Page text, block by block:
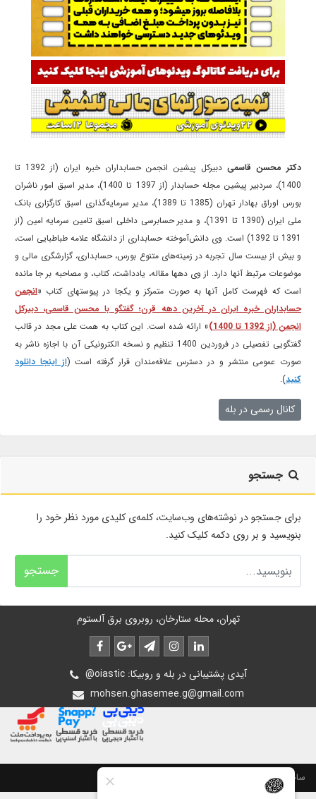
دکتر محسن قاسمی
دبیرکل پیشین انجمن حسابداران خبره ایران (از 1392 تا
1400)، سردبیر پیشین مجله حسابدار (از 1397 تا 1400)، مدیر اسبق امور ناشران
بورس اوراق بهادار تهران (1385 تا 1389)، مدیر سرمایه‌گذاری اسبق کارگزاری بانک
ملی ایران (1390 تا 1391)، و مدیر حسابرسی داخلی اسبق تامین سرمایه امین (از
1391 تا 1392) است. وی دانش‌آموخته حسابداری از دانشگاه علامه طباطبایی است،
و بیش از بیست سال تجربه در زمینه‌های متنوع بورس، حسابداری، گزارشگری مالی و
موضوعات مرتبط آنها دارد. از وی دهها مقاله، یادداشت، کتاب، و مصاحبه بر جا مانده
است که فهرست کامل آنها به صورت متمرکز و یکجا در پیوستهای کتاب «انجمن
حسابداران خبره ایران در آخرین دهه قرن؛ گفتگو با محسن قاسمی، دبیرکل
انجمن (از 1392 تا 1400)
» ارائه شده است. این کتاب به همت علی مجد در قالب
گفتگویی تفصیلی در فروردین 1400 تنظیم و نسخه الکترونیکی آن با اجازه ناشر به
صورت عمومی منتشر و در دسترس علاقه‌مندان قرار گرفته است (از اینجا دانلود
کنید).
کانال رسمی در بله
جستجو
برای جستجو در نوشته‌های وب‌سایت، کلمه‌ی کلیدی مورد نظر خود را
بنویسید و بر روی دکمه کلیک کنید.
جستجو
تهران، محله ستارخان، روبروی برق آلستوم
@oiastic :آیدی پشتیبانی در بله و روبیکا
mohsen.ghasemee.g@gmail.com
ساخت سایت توسط